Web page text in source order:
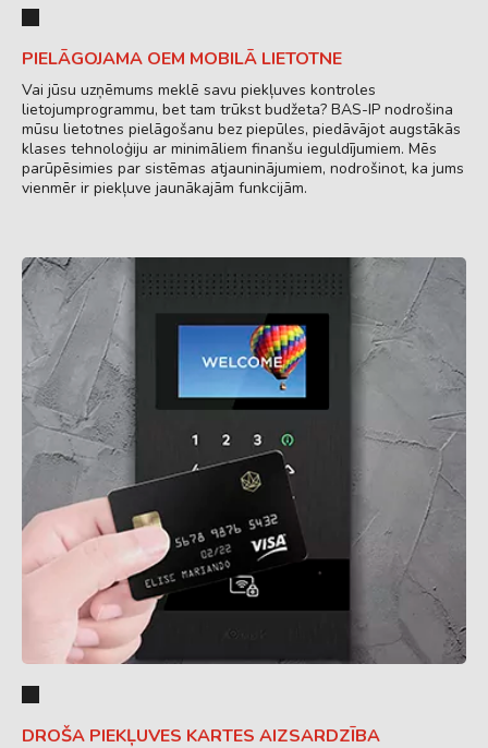
PIELĀGOJAMA OEM MOBILĀ LIETOTNE
Vai jūsu uzņēmums meklē savu piekļuves kontroles
lietojumprogrammu, bet tam trūkst budžeta? BAS-IP nodrošina
mūsu lietotnes pielāgošanu bez piepūles, piedāvājot augstākās
klases tehnoloģiju ar minimāliem finanšu ieguldījumiem. Mēs
parūpēsimies par sistēmas atjauninājumiem, nodrošinot, ka jums
vienmēr ir piekļuve jaunākajām funkcijām.
DROŠA PIEKĻUVES KARTES AIZSARDZĪBA